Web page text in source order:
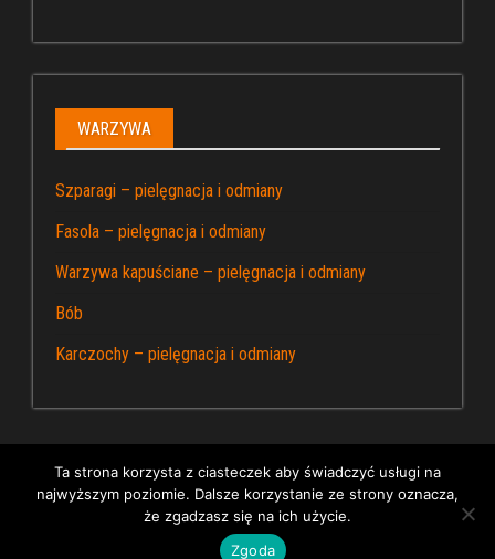
WARZYWA
Szparagi – pielęgnacja i odmiany
Fasola – pielęgnacja i odmiany
Warzywa kapuściane – pielęgnacja i odmiany
Bób
Karczochy – pielęgnacja i odmiany
Dumnie wspierane przez WordPress|Kapusta – blog
ogrodniczy
Ta strona korzysta z ciasteczek aby świadczyć usługi na
najwyższym poziomie. Dalsze korzystanie ze strony oznacza,
że zgadzasz się na ich użycie.
Zgoda